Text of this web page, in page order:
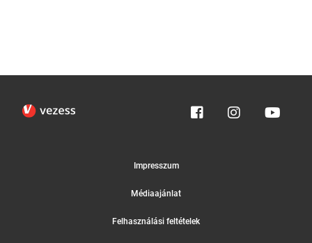
Impresszum
Médiaajánlat
Felhasználási feltételek